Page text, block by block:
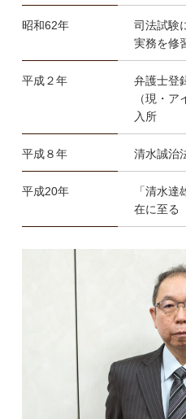
昭和62年
司法試験
実務を修
平成２年
弁護士登
（現・
入所
平成８年 清水誠治
平成20年
「清水
在に至る